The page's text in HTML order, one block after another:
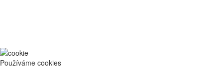
Používáme cookies